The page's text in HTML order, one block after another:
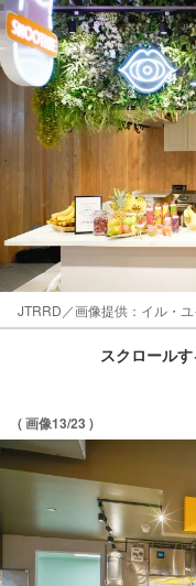
JTRRD／画像提供：イル・
スクロール
( 画像13/23 )